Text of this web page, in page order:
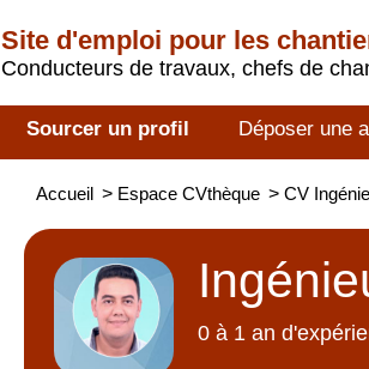
Site d'emploi pour les
Conducteurs de travaux, chefs de
Sourcer un profil Déposer une
Accueil > Espace CVthèque > CV
0 à 1 an